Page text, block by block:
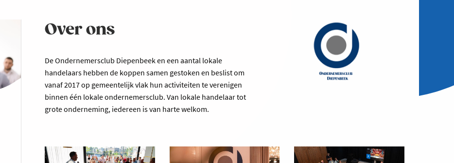
Over ons
De Ondernemersclub Diepenbeek en een aantal lokale
handelaars hebben de koppen samen gestoken en beslist om
vanaf 2017 op gemeentelijk vlak hun activiteiten te verenigen
binnen één lokale ondernemersclub. Van lokale handelaar tot
grote onderneming, iedereen is van harte welkom.